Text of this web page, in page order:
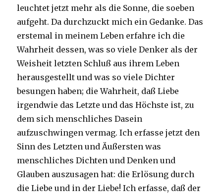
leuchtet jetzt mehr als die Sonne, die soeben
aufgeht. Da durchzuckt mich ein Gedanke. Das
erstemal in meinem Leben erfahre ich die
Wahrheit dessen, was so viele Denker als der
Weisheit letzten Schluß aus ihrem Leben
herausgestellt und was so viele Dichter
besungen haben; die Wahrheit, daß Liebe
irgendwie das Letzte und das Höchste ist, zu
dem sich menschliches Dasein
aufzuschwingen vermag. Ich erfasse jetzt den
Sinn des Letzten und Äußersten was
menschliches Dichten und Denken und
Glauben auszusagen hat: die Erlösung durch
die Liebe und in der Liebe! Ich erfasse, daß der